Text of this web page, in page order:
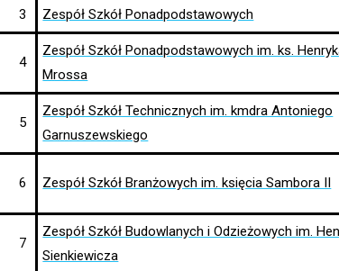
3 Zespół Szkół Ponadpodstawowych
4
Zespół Szkół Ponadpodstawowych im. ks.
Mrossa
5
Zespół Szkół Technicznych im. kmdra Antoniego
Garnuszewskiego
6 Zespół Szkół Branżowych im. księcia Sambora II
7
Zespół Szkół Budowlanych i Odzieżowych im.
Sienkiewicza